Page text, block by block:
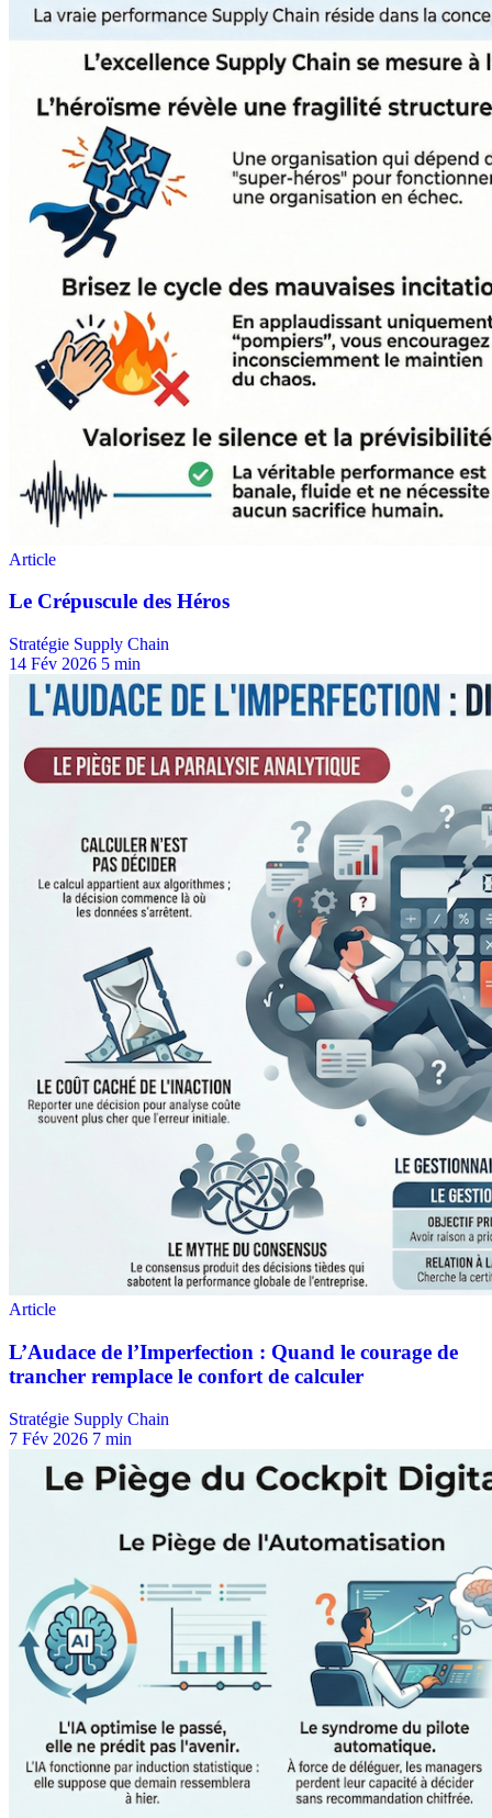
Stratégie Supply Chain
14 Fév 2026 5 min
Stratégie Supply Chain
7 Fév 2026 7 min